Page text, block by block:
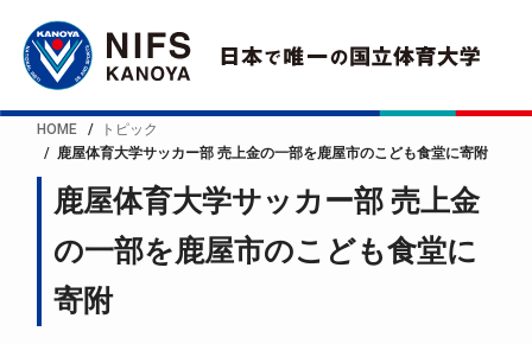
HOME
トピック
鹿屋体育大学サッカー部 売上金の一部を鹿屋市のこども食堂に寄附
鹿屋体育大学サッカー部 売上金
の一部を鹿屋市のこども食堂に
寄附